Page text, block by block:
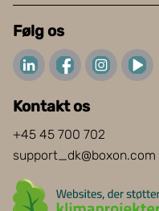
Følg os
Kontakt os
+45 45 700 702
support_dk@boxon.com